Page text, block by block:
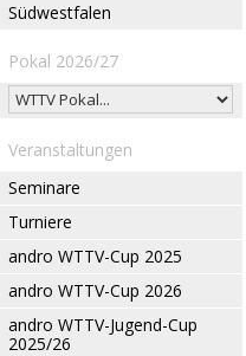
Südwestfalen
Pokal 2026/27
Veranstaltungen
Seminare
Turniere
andro WTTV-Cup 2025
andro WTTV-Cup 2026
andro WTTV-Jugend-Cup
2025/26